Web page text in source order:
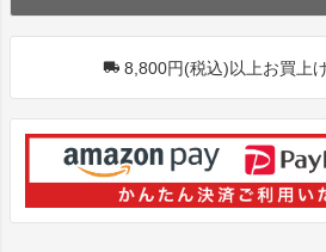
8,800円(税込)以上お買上